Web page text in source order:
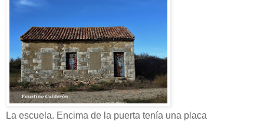
La escuela. Encima de la puerta tenía una placa